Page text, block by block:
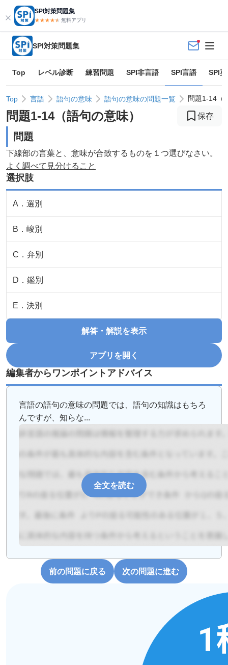
SPI対策問題集
★★★★★
★ 無料アプリ
SPI対策問題集
Top レベル診断 練習問題 SPI非言語 SPI言語 SPI
Top 言語 語句の意味 語句の意味の問題一覧 問題1-14（
問題1-14（語句の意味） 保存
問題
下線部の言葉と、意味が合致するものを１つ選びなさい。
よく調べて見分けること
選択肢
A ． 選別
B ． 峻別
C ． 弁別
D ． 鑑別
E ． 決別
解答・解説を表示
アプリを開く
編集者からワンポイントアドバイス
言語の語句の意味の問題では、語句の知識はもちろ
んですが、知らな...
全文を読む
前の問題に戻る 次の問題に進む